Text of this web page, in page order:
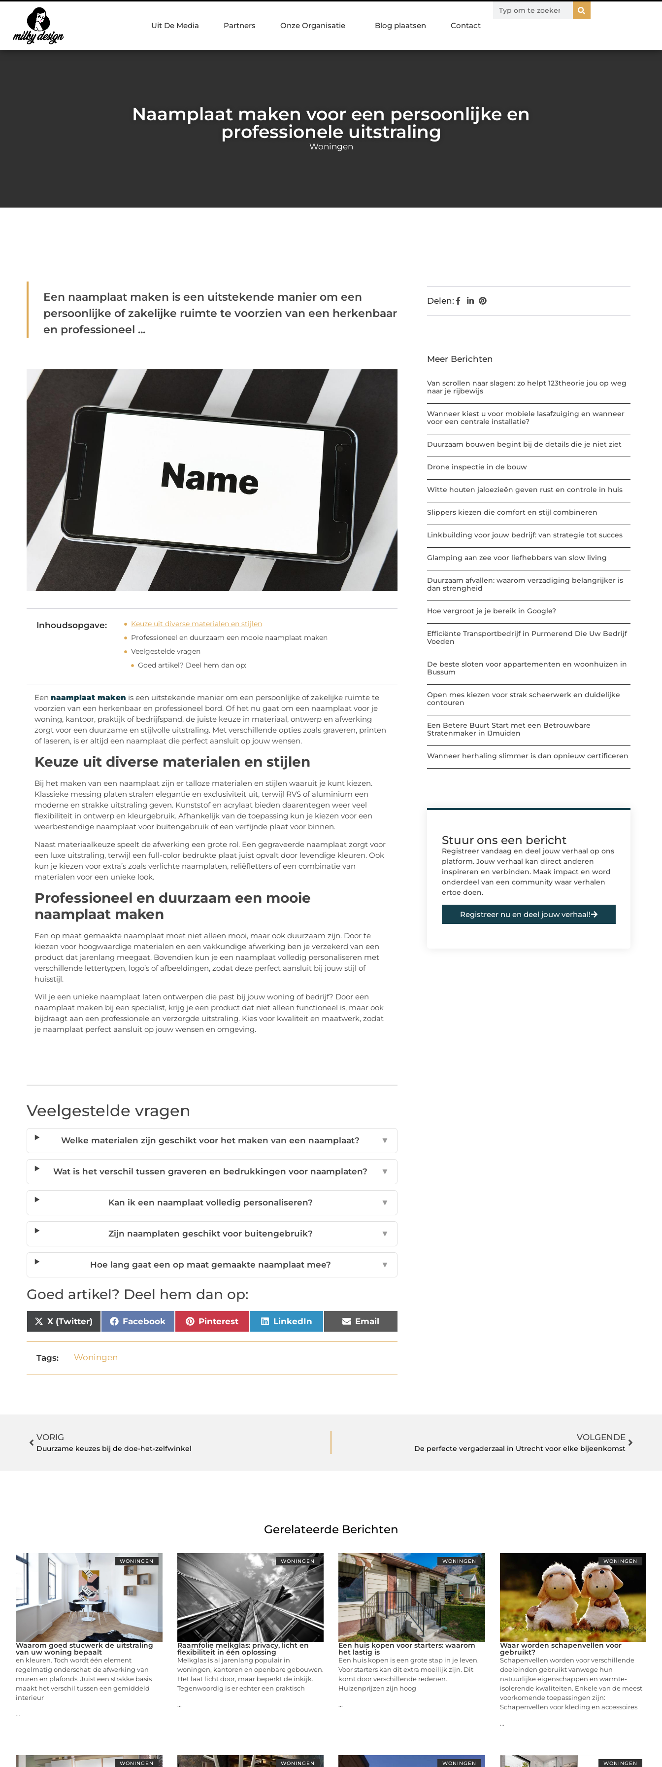
Uit De Media Partners Onze Organisatie Blog plaatsen Contact
Naamplaat maken voor een persoonlijke en
professionele uitstraling
Woningen
Een naamplaat maken is een uitstekende manier om een
persoonlijke of zakelijke ruimte te voorzien van een herkenbaar
en professioneel ...
Inhoudsopgave:
Keuze uit diverse materialen en stijlen
Professioneel en duurzaam een mooie naamplaat maken
Veelgestelde vragen
Goed artikel? Deel hem dan op:
Een naamplaat maken is een uitstekende manier om een persoonlijke of zakelijke ruimte te
voorzien van een herkenbaar en professioneel bord. Of het nu gaat om een naamplaat voor je
woning, kantoor, praktijk of bedrijfspand, de juiste keuze in materiaal, ontwerp en afwerking
zorgt voor een duurzame en stijlvolle uitstraling. Met verschillende opties zoals graveren, printen
of laseren, is er altijd een naamplaat die perfect aansluit op jouw wensen.
Keuze uit diverse materialen en stijlen
Bij het maken van een naamplaat zijn er talloze materialen en stijlen waaruit je kunt kiezen.
Klassieke messing platen stralen elegantie en exclusiviteit uit, terwijl RVS of aluminium een
moderne en strakke uitstraling geven. Kunststof en acrylaat bieden daarentegen weer veel
flexibiliteit in ontwerp en kleurgebruik. Afhankelijk van de toepassing kun je kiezen voor een
weerbestendige naamplaat voor buitengebruik of een verfijnde plaat voor binnen.
Naast materiaalkeuze speelt de afwerking een grote rol. Een gegraveerde naamplaat zorgt voor
een luxe uitstraling, terwijl een full-color bedrukte plaat juist opvalt door levendige kleuren. Ook
kun je kiezen voor extra’s zoals verlichte naamplaten, reliëfletters of een combinatie van
materialen voor een unieke look.
Professioneel en duurzaam een mooie
naamplaat maken
Een op maat gemaakte naamplaat moet niet alleen mooi, maar ook duurzaam zijn. Door te
kiezen voor hoogwaardige materialen en een vakkundige afwerking ben je verzekerd van een
product dat jarenlang meegaat. Bovendien kun je een naamplaat volledig personaliseren met
verschillende lettertypen, logo’s of afbeeldingen, zodat deze perfect aansluit bij jouw stijl of
huisstijl.
Wil je een unieke naamplaat laten ontwerpen die past bij jouw woning of bedrijf? Door een
naamplaat maken bij een specialist, krijg je een product dat niet alleen functioneel is, maar ook
bijdraagt aan een professionele en verzorgde uitstraling. Kies voor kwaliteit en maatwerk, zodat
je naamplaat perfect aansluit op jouw wensen en omgeving.
Veelgestelde vragen
Welke materialen zijn geschikt voor het maken van een naamplaat? ▼
Wat is het verschil tussen graveren en bedrukkingen voor naamplaten? ▼
Kan ik een naamplaat volledig personaliseren? ▼
Zijn naamplaten geschikt voor buitengebruik? ▼
Hoe lang gaat een op maat gemaakte naamplaat mee? ▼
Goed artikel? Deel hem dan op:
X (Twitter) Facebook Pinterest LinkedIn Email
Tags: Woningen
Delen:
Meer Berichten
Van scrollen naar slagen: zo helpt 123theorie jou op weg
naar je rijbewijs
Wanneer kiest u voor mobiele lasafzuiging en wanneer
voor een centrale installatie?
Duurzaam bouwen begint bij de details die je niet ziet
Drone inspectie in de bouw
Witte houten jaloezieën geven rust en controle in huis
Slippers kiezen die comfort en stijl combineren
Linkbuilding voor jouw bedrijf: van strategie tot succes
Glamping aan zee voor liefhebbers van slow living
Duurzaam afvallen: waarom verzadiging belangrijker is
dan strengheid
Hoe vergroot je je bereik in Google?
Efficiënte Transportbedrijf in Purmerend Die Uw Bedrijf
Voeden
De beste sloten voor appartementen en woonhuizen in
Bussum
Open mes kiezen voor strak scheerwerk en duidelijke
contouren
Een Betere Buurt Start met een Betrouwbare
Stratenmaker in IJmuiden
Wanneer herhaling slimmer is dan opnieuw certificeren
Stuur ons een bericht
Registreer vandaag en deel jouw verhaal op ons
platform. Jouw verhaal kan direct anderen
inspireren en verbinden. Maak impact en word
onderdeel van een community waar verhalen
ertoe doen.
Registreer nu en deel jouw verhaal!
VORIG
Duurzame keuzes bij de doe-het-zelfwinkel
VOLGENDE
De perfecte vergaderzaal in Utrecht voor elke bijeenkomst
Gerelateerde Berichten
WONINGEN
Waarom goed stucwerk de uitstraling
van uw woning bepaalt
en kleuren. Toch wordt één element
regelmatig onderschat: de afwerking van
muren en plafonds. Juist een strakke basis
maakt het verschil tussen een gemiddeld
interieur
...
WONINGEN
Raamfolie melkglas: privacy, licht en
flexibiliteit in één oplossing
Melkglas is al jarenlang populair in
woningen, kantoren en openbare gebouwen.
Het laat licht door, maar beperkt de inkijk.
Tegenwoordig is er echter een praktisch
...
WONINGEN
Een huis kopen voor starters: waarom
het lastig is
Een huis kopen is een grote stap in je leven.
Voor starters kan dit extra moeilijk zijn. Dit
komt door verschillende redenen.
Huizenprijzen zijn hoog
...
WONINGEN
Waar worden schapenvellen voor
gebruikt?
Schapenvellen worden voor verschillende
doeleinden gebruikt vanwege hun
natuurlijke eigenschappen en warmte-
isolerende kwaliteiten. Enkele van de meest
voorkomende toepassingen zijn:
Schapenvellen voor kleding en accessoires
...
WONINGEN WONINGEN WONINGEN WONINGEN